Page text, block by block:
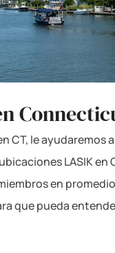
CT, le
LASIK
en
que pueda